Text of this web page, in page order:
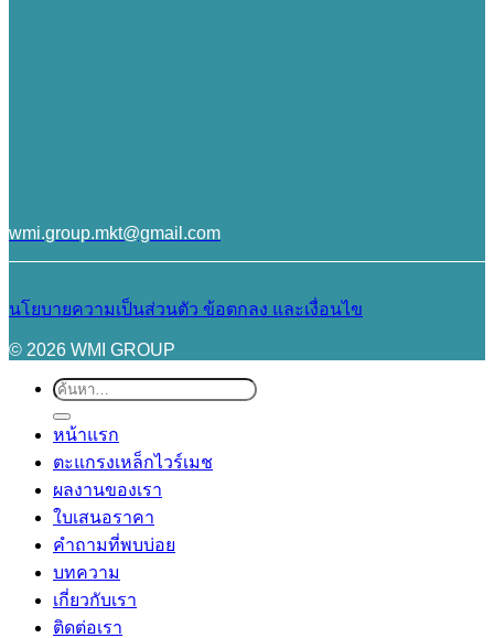
wmi.group.mkt@gmail.com
นโยบายความเป็นส่วนตัว ข้อตกลง และเงื่อนไข
© 2026 WMI GROUP
ค้นหา:
หน้าแรก
ตะแกรงเหล็กไวร์เมช
ผลงานของเรา
ใบเสนอราคา
คำถามที่พบบ่อย
บทความ
เกี่ยวกับเรา
ติดต่อเรา